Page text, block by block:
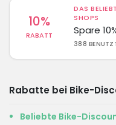
10%
RABATT
DAS
SHOPS
Spare
388
Rabatte bei Bike-
Beliebte Bike-